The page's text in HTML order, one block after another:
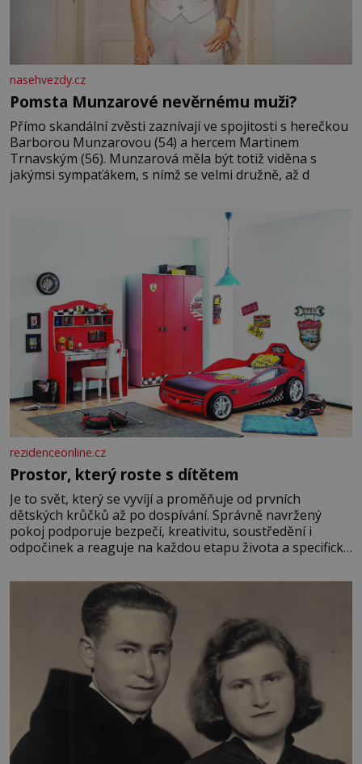
nasehvezdy.cz
Pomsta Munzarové nevěrnému muži?
Přímo skandální zvěsti zaznívají ve spojitosti s herečkou
Barborou Munzarovou (54) a hercem Martinem
Trnavským (56). Munzarová měla být totiž viděna s
jakýmsi sympaťákem, s nímž se velmi družně, až d
rezidenceonline.cz
Prostor, který roste s dítětem
Je to svět, který se vyvíjí a proměňuje od prvních
dětských krůčků až po dospívání. Správně navržený
pokoj podporuje bezpečí, kreativitu, soustředění i
odpočinek a reaguje na každou etapu života a specifické
měkkost a bezpečí, proto by pokoj miminka měl působit
především klidně a útulně. Předškolní věk je